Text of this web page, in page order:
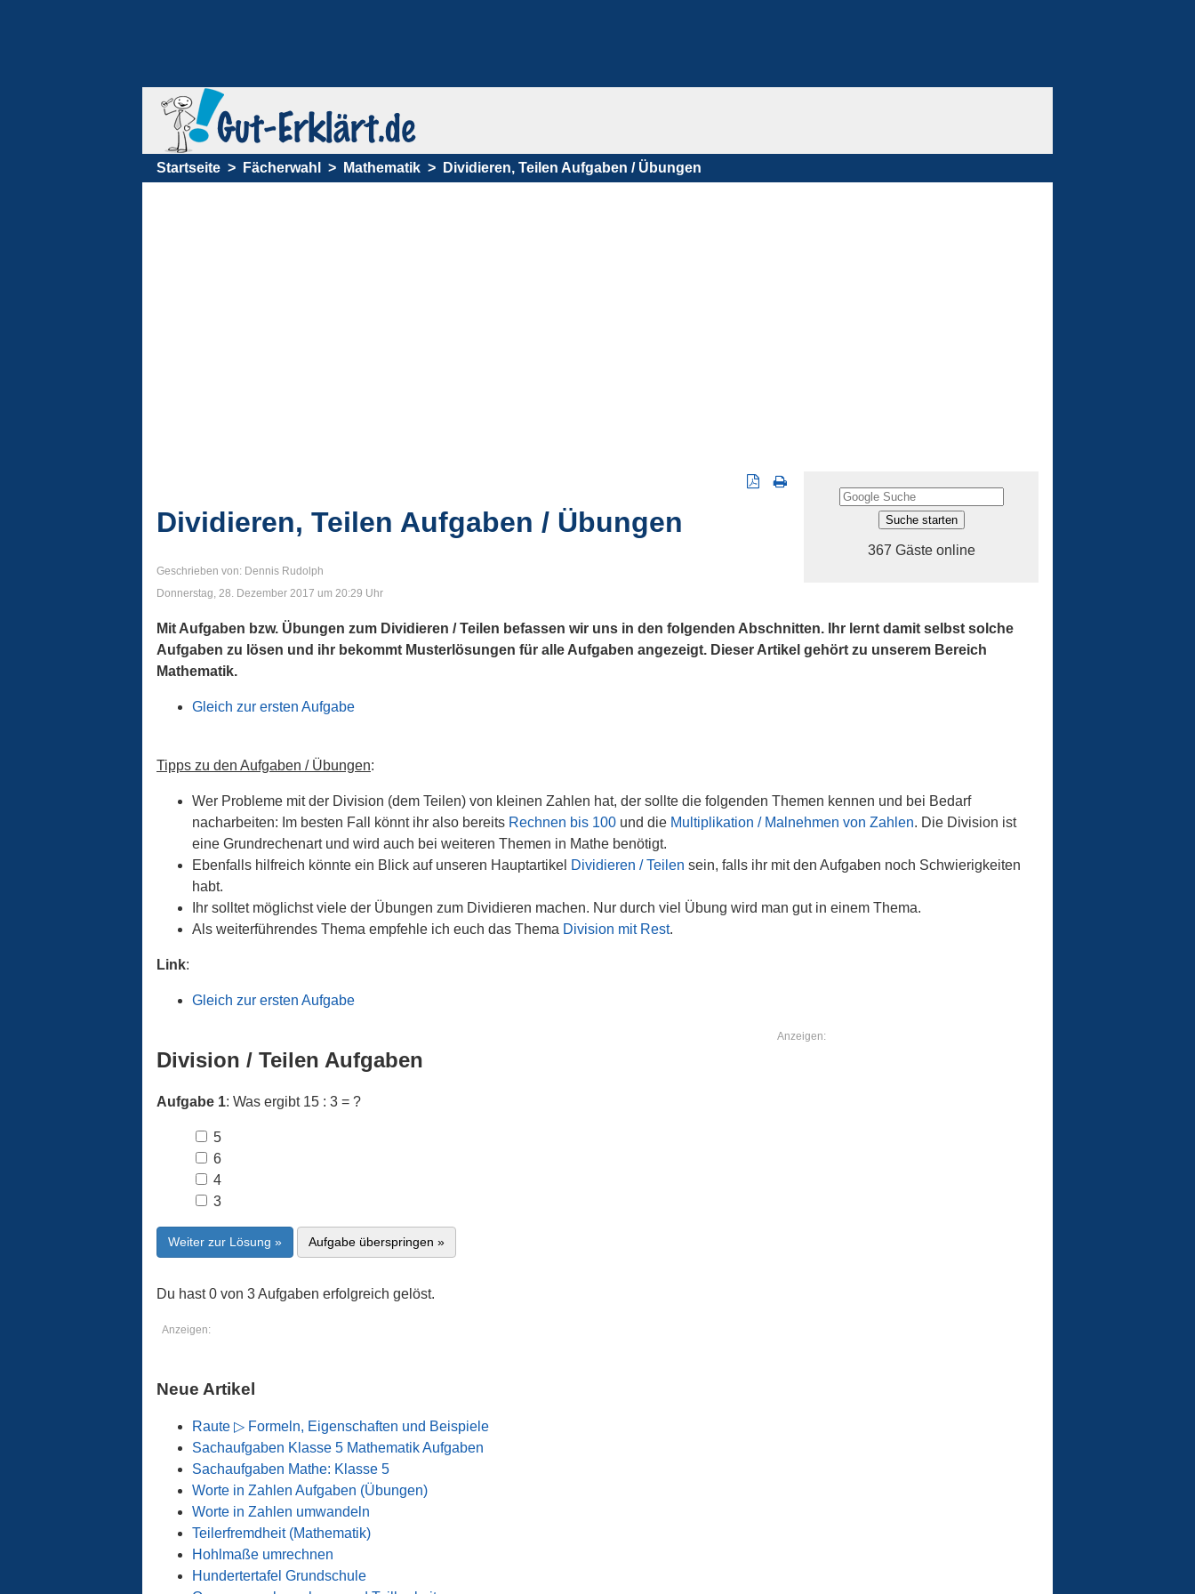
Startseite Fächerwahl Mathematik Dividieren, Teilen Aufgaben / Übungen
367 Gäste online
Dividieren, Teilen Aufgaben / Übungen
Geschrieben von: Dennis Rudolph
Donnerstag, 28. Dezember 2017 um 20:29 Uhr
Mit Aufgaben bzw. Übungen zum Dividieren / Teilen befassen wir uns in den folgenden Abschnitten. Ihr lernt damit selbst solche
Aufgaben zu lösen und ihr bekommt Musterlösungen für alle Aufgaben angezeigt. Dieser Artikel gehört zu unserem Bereich
Mathematik.
Gleich zur ersten Aufgabe
Tipps zu den Aufgaben / Übungen:
Wer Probleme mit der Division (dem Teilen) von kleinen Zahlen hat, der sollte die folgenden Themen kennen und bei Bedarf
nacharbeiten: Im besten Fall könnt ihr also bereits Rechnen bis 100 und die Multiplikation / Malnehmen von Zahlen. Die Division ist
eine Grundrechenart und wird auch bei weiteren Themen in Mathe benötigt.
Ebenfalls hilfreich könnte ein Blick auf unseren Hauptartikel Dividieren / Teilen sein, falls ihr mit den Aufgaben noch Schwierigkeiten
habt.
Ihr solltet möglichst viele der Übungen zum Dividieren machen. Nur durch viel Übung wird man gut in einem Thema.
Als weiterführendes Thema empfehle ich euch das Thema Division mit Rest.
Link:
Gleich zur ersten Aufgabe
Anzeigen:
Division / Teilen Aufgaben
Aufgabe 1: Was ergibt 15 : 3 = ?
5
6
4
3
Weiter zur Lösung » Aufgabe überspringen »
Du hast 0 von 3 Aufgaben erfolgreich gelöst.
Anzeigen:
Neue Artikel
Raute ▷ Formeln, Eigenschaften und Beispiele
Sachaufgaben Klasse 5 Mathematik Aufgaben
Sachaufgaben Mathe: Klasse 5
Worte in Zahlen Aufgaben (Übungen)
Worte in Zahlen umwandeln
Teilerfremdheit (Mathematik)
Hohlmaße umrechnen
Hundertertafel Grundschule